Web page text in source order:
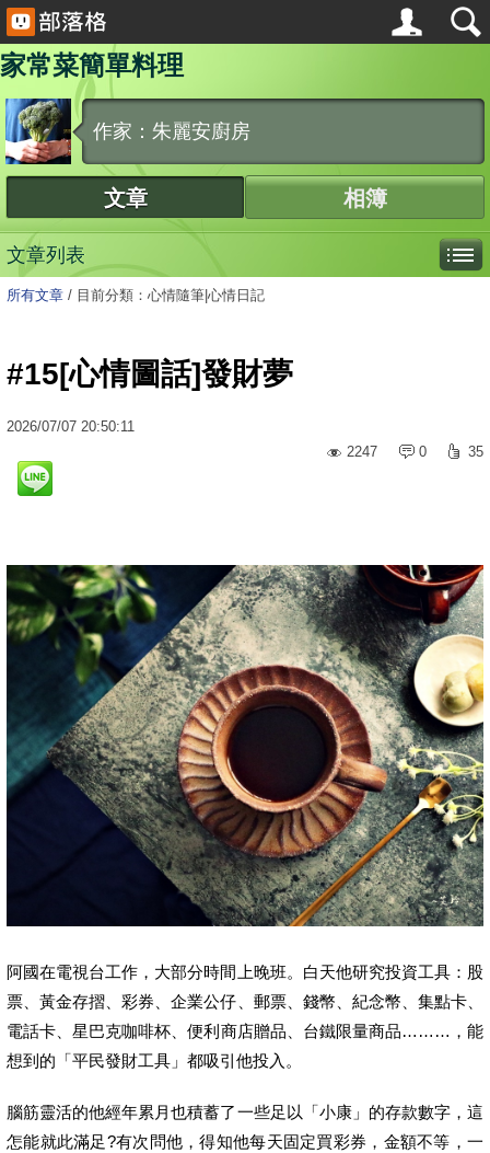
家常菜簡單料理
作家：朱麗安廚房
文章 相簿
文章列表
所有文章 / 目前分類：心情隨筆|心情日記
#15[心情圖話]發財夢
2026/07/07 20:50:11
2247
0 35
阿國在電視台工作，大部分時間上晚班。白天他研究投資工具：股
票、黃金存摺、彩券、企業公仔、郵票、錢幣、紀念幣、集點卡、
電話卡、星巴克咖啡杯、便利商店贈品、台鐵限量商品……… ，能
想到的「平民發財工具」都吸引他投入。
腦筋靈活的他經年累月也積蓄了一些足以「小康」的存款數字，這
怎能就此滿足?有次問他，得知他每天固定買彩券，金額不等，一